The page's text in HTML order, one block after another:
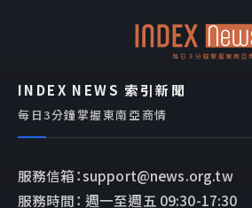
INDEX NEWS 索引新聞
每日3分鐘掌握東南亞商情
服務信箱：support@news.org.tw
服務時間： 週一至週五 09:30-17:30